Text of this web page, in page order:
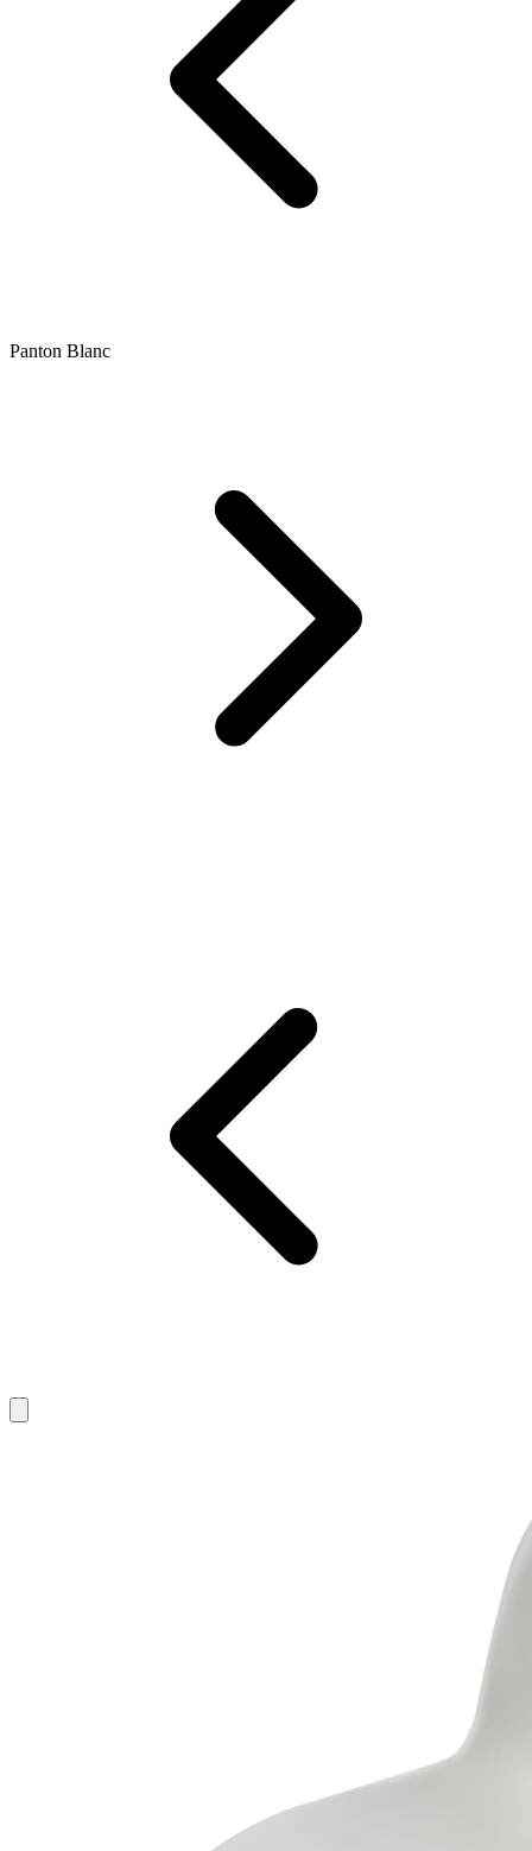
Panton Blanc